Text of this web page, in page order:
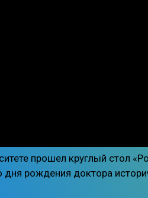
прошел круглый стол
рождения доктора